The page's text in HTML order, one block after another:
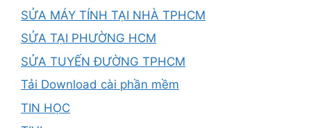
SỬA MÁY TÍNH TẠI NHÀ TPHCM
SỬA TẠI PHƯỜNG HCM
SỬA TUYẾN ĐƯỜNG TPHCM
Tải Download cài phần mềm
TIN HỌC